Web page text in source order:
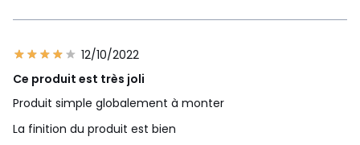
12/10/2022
Ce produit est très joli
Produit simple globalement à monter
La finition du produit est bien